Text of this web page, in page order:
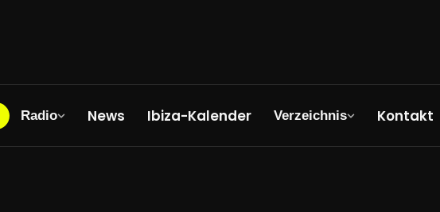
Radio News Ibiza-Kalender Verzeichnis Kontakt